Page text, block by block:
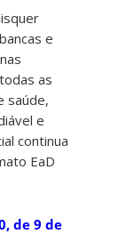
e
as
saúde,
e
continua
EaD
de 9 de